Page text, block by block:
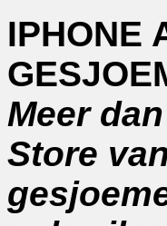
IPHONE
Meer
Store